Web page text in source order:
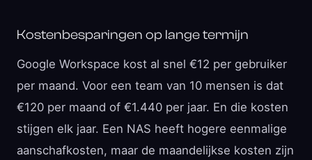
Kostenbesparingen op lange termijn
Google Workspace kost al snel €12 per gebruiker
per maand. Voor een team van 10 mensen is dat
€120 per maand of €1.440 per jaar. En die kosten
stijgen elk jaar. Een NAS heeft hogere eenmalige
aanschafkosten, maar de maandelijkse kosten zijn